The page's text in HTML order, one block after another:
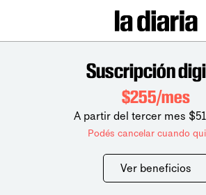
Suscripción
$255/mes
A partir del tercer mes
Podés cancelar cuando
Ver beneficios